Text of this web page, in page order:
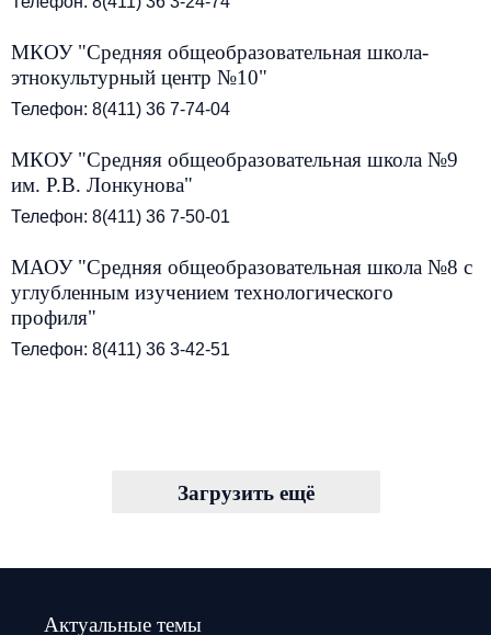
МКОУ "Средняя общеобразовательная школа-
этнокультурный центр №10"
Телефон: 8(411) 36 7-74-04
МКОУ "Средняя общеобразовательная школа №9
им. Р.В. Лонкунова"
Телефон: 8(411) 36 7-50-01
МАОУ "Средняя общеобразовательная школа №8 с
углубленным изучением технологического
профиля"
Телефон: 8(411) 36 3-42-51
Загрузить ещё
Актуальные темы